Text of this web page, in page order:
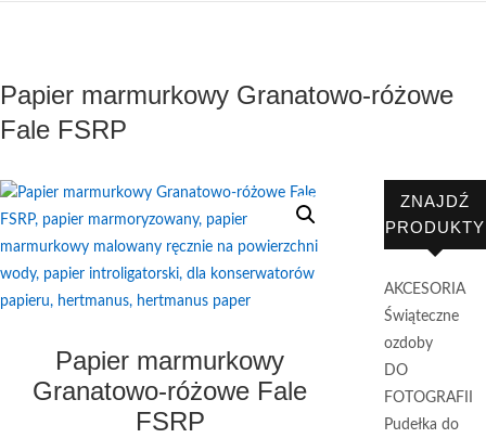
Papier marmurkowy Granatowo-różowe
Fale FSRP
Papier marmurkowy
Granatowo-różowe Fale
FSRP
ZNAJDŹ
PRODUKTY
AKCESORIA
Świąteczne
ozdoby
DO
FOTOGRAFII
Pudełka do